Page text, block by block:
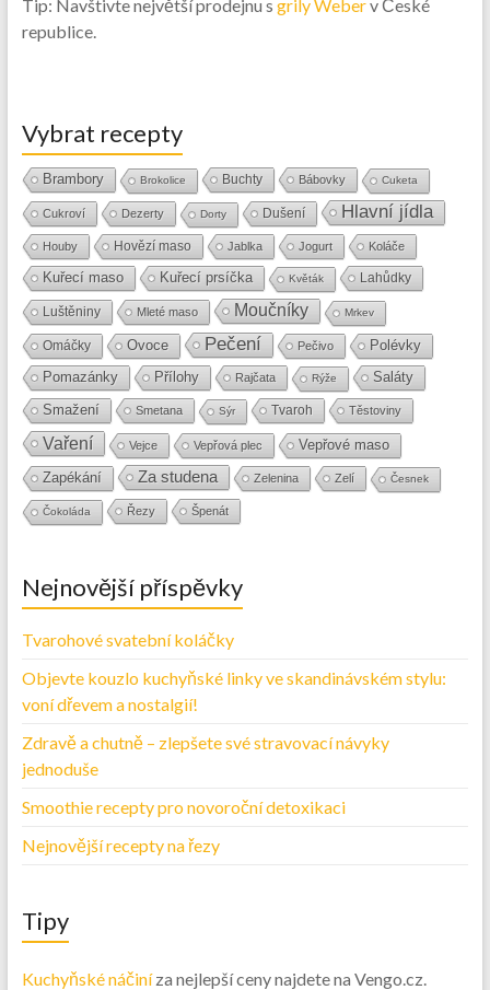
Tip: Navštivte největší prodejnu s grily Weberv České
republice.
Vybrat recepty
Brambory Brokolice Buchty Bábovky Cuketa
Cukroví Dezerty Dorty Dušení Hlavní jídla
Houby Hovězí maso Jablka Jogurt Koláče
Kuřecí maso Kuřecí prsíčka Květák Lahůdky
Luštěniny Mleté maso Moučníky Mrkev
Omáčky Ovoce Pečení Pečivo Polévky
Pomazánky Přílohy Rajčata Rýže
Saláty
Smažení
Smetana Sýr Tvaroh Těstoviny
Vaření Vejce Vepřová plec
Vepřové maso
Zapékání
Za studena Zelenina Zelí Česnek
Čokoláda Řezy Špenát
Nejnovější příspěvky
Tvarohové svatební koláčky
Objevte kouzlo kuchyňské linky ve skandinávském stylu:
voní dřevem a nostalgií!
Zdravě a chutně – zlepšete své stravovací návyky
jednoduše
Smoothie recepty pro novoroční detoxikaci
Nejnovější recepty na řezy
Tipy
Kuchyňské náčiníza nejlepší ceny najdete na Vengo.cz.